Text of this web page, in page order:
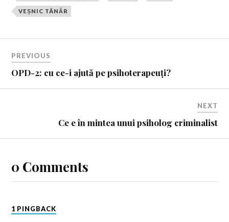
VEȘNIC TÂNĂR
PREVIOUS
OPD-2: cu ce-i ajută pe psihoterapeuți?
NEXT
Ce e în mintea unui psiholog criminalist
0 Comments
1 PINGBACK